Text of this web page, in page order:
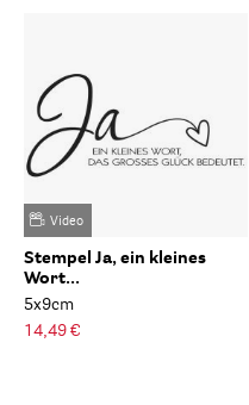
Video
Stempel Ja, ein kleines
Wort...
5x9cm
14,49 €